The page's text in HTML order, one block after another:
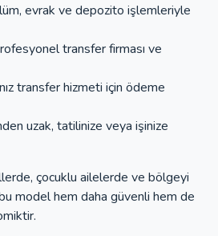
evrak ve depozito işlemleriyle
transfer firması ve
transfer hizmeti için ödeme
uzak, tatilinize veya işinize
çocuklu ailelerde ve bölgeyi
model hem daha güvenli hem de